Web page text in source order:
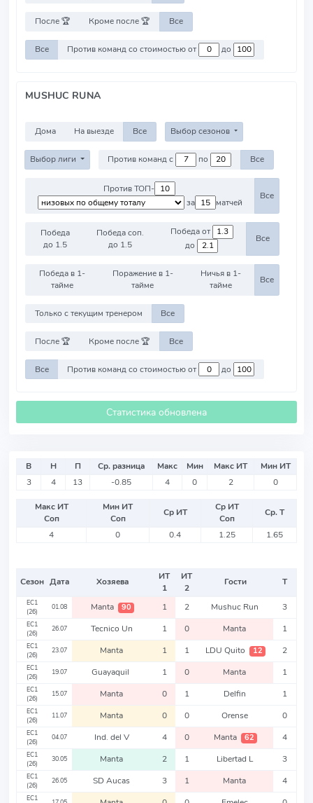
После 🏆 Кроме после 🏆 Все
Все Против команд со стоимостью от до
MUSHUC RUNA
Дома На выезде Все Выбор сезонов
Выбор лиги Против команд с по Все
Против ТОП-
за
матчей
Все
Победа
до 1.5
Победа соп.
до 1.5
Победа от
до
Все
Победа в 1-
тайме
Поражение в 1-
тайме
Ничья в 1-
тайме
Все
Только с текущим тренером Все
После 🏆 Кроме после 🏆 Все
Все Против команд со стоимостью от до
Статистика обновлена
В Н П Ср. разница Макс Мин Макс ИТ
Мин ИТ
3
4 13 -0.85 4 0 2 0
Макс ИТ
Соп
Мин ИТ
Соп
Ср ИТ
Ср ИТ
Соп
Ср. Т
4
0 0.4 1.25 1.65
Сезон Дата Хозяева
ИТ
1
ИТ
2
Гости Т
EC1
(26)
01.08 Manta 90 1 2 Mushuc Run 3
EC1
(26)
26.07 Tecnico Un 1 0 Manta 1
EC1
(26)
23.07 Manta 1 1 LDU Quito 12 2
EC1
(26)
19.07 Guayaquil 1 0 Manta 1
EC1
(26)
15.07 Manta 0 1 Delfin 1
EC1
(26)
11.07 Manta 0 0 Orense 0
EC1
(26)
04.07 Ind. del V 4 0 Manta 62 4
EC1
(26)
30.05 Manta 2 1 Libertad L 3
EC1
(26)
26.05 SD Aucas 3 1 Manta 4
EC1